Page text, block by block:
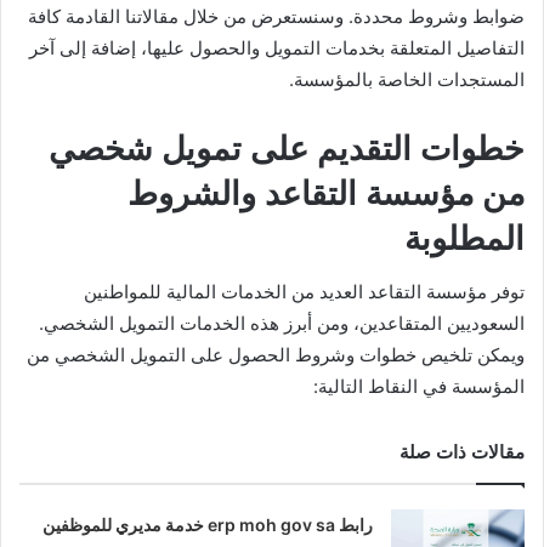
ضوابط وشروط محددة. وسنستعرض من خلال مقالاتنا القادمة كافة
التفاصيل المتعلقة بخدمات التمويل والحصول عليها، إضافة إلى آخر
المستجدات الخاصة بالمؤسسة.
خطوات التقديم على تمويل شخصي
من مؤسسة التقاعد والشروط
المطلوبة
توفر مؤسسة التقاعد العديد من الخدمات المالية للمواطنين
السعوديين المتقاعدين، ومن أبرز هذه الخدمات التمويل الشخصي.
ويمكن تلخيص خطوات وشروط الحصول على التمويل الشخصي من
المؤسسة في النقاط التالية:
مقالات ذات صلة
رابط erp moh gov sa خدمة مديري للموظفين